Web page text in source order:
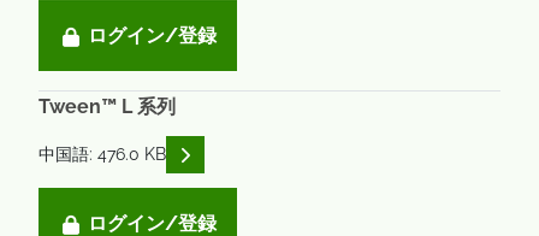
ログイン/登録
Tween™ L 系列
中国語: 476.0 KB READ DESCRIPTIONS
ログイン/登録